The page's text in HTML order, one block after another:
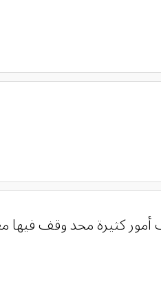
كثيرة محد وقف